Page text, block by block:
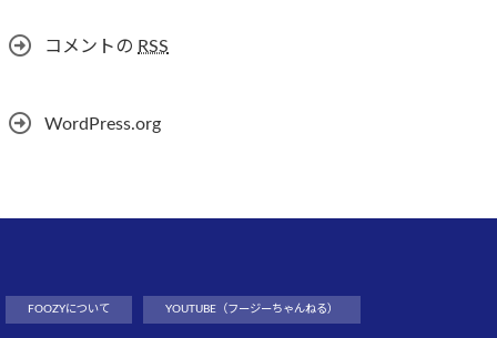
コメントの RSS
WordPress.org
FOOZYについて YOUTUBE（フージーちゃんねる）